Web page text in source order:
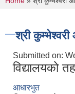
You are
श्री कुम्भेश्वरी
Submitted on:
विद्यालयको
आधारभुत